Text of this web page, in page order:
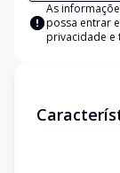
As
possa entrar
privacidade e